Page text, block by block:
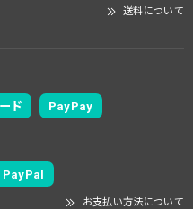
送料について
ド PayPay
PayPal
お支払い方法について